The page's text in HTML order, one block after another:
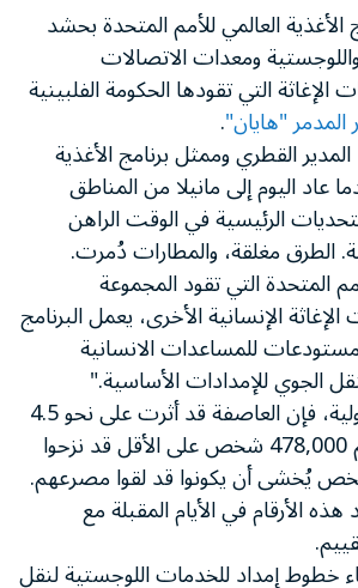
الأغذية العالمي للأمم المتحدة بحشد
ومعدات الاتصالات
التي تقودها الحكومة الفلبينية
"هايان".
القطري وممثل برنامج الأغذية
عاد اليوم إلى مانيلا من المناطق
الرئيسية في الوقت الراهن
الطرق مغلقة، والمطارات دُمرت.
المتحدة التي تقود المجموعة
الإنسانية الأخرى، يعمل البرنامج
للمساعدات الانسانية
الجوي للإمدادات الأساسية."
ووفقاً للتقديرات الأولية، فإن العاصفة قد أثرت على نحو 4.5
ملايين نسمة، منهم 478,000 شخص على الأقل قد نزحوا
و 10,000 شخص يُخشى أن يكونوا قد لقوا مصرعهم.
الأرقام في الأيام المقبلة مع
خطوط إمداد للخدمات اللوجستية لنقل